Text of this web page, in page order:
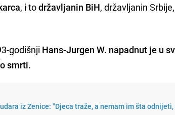
, i todržavljanin BiH, državljanin
godišnji Hans-Jurgen W. napadnut je u
smrti.
iz Zenice: "Djeca traže, a nemam im šta odnijeti,